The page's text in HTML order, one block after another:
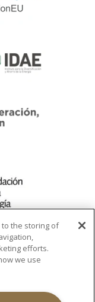
destina a la
de vehículo
to the storing of
efforts.
we use